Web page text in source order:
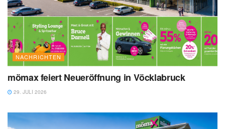
NACHRICHTEN
mömax feiert Neueröffnung in Vöcklabruck
29. JULI 2026